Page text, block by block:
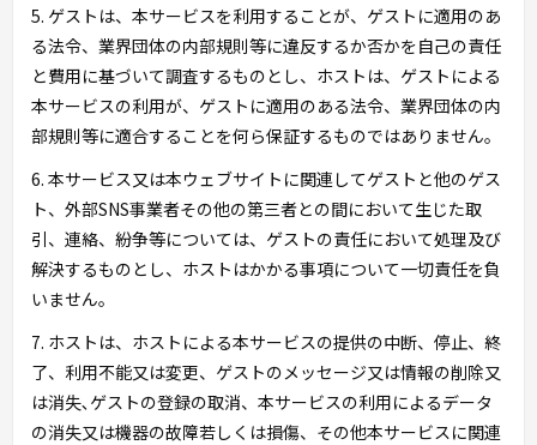
5. ゲストは、本サービスを利用することが、ゲストに適用のあ
る法令、業界団体の内部規則等に違反するか否かを自己の責任
と費用に基づいて調査するものとし、ホストは、ゲストによる
本サービスの利用が、ゲストに適用のある法令、業界団体の内
部規則等に適合することを何ら保証するものではありません。
6. 本サービス又は本ウェブサイトに関連してゲストと他のゲス
ト、外部SNS事業者その他の第三者との間において生じた取
引、連絡、紛争等については、ゲストの責任において処理及び
解決するものとし、ホストはかかる事項について一切責任を負
いません。
7. ホストは、ホストによる本サービスの提供の中断、停止、終
了、利用不能又は変更、ゲストのメッセージ又は情報の削除又
は消失､ゲストの登録の取消、本サービスの利用によるデータ
の消失又は機器の故障若しくは損傷、その他本サービスに関連